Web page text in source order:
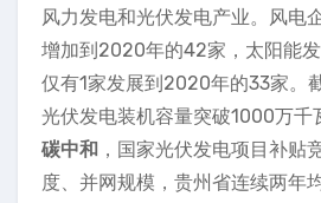
风力发电和光伏发电产业。风电
增加到2020年的42家，太阳能
仅有1家发展到2020年的33家。
光伏发电装机容量突破1000万
碳中和 ，国家光伏发电项目补贴
度、并网规模，贵州省连续两年